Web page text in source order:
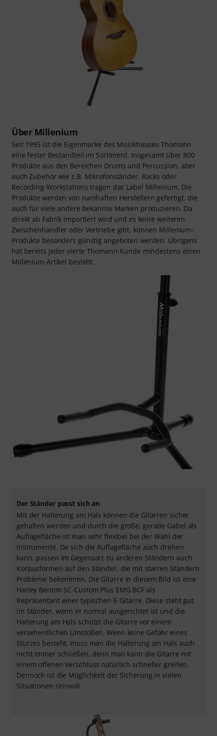
Über Millenium
Seit 1995 ist die Eigenmarke des Musikhauses Thomann
eine fester Bestandteil im Sortiment. Insgesamt über 800
Produkte aus den Bereichen Drums und Percussion, aber
auch Zubehör wie z.B. Mikrofonständer, Racks oder
Recording-Workstations tragen das Label Millenium. Die
Produkte werden von namhaften Herstellern gefertigt, die
auch für viele andere bekannte Marken produzieren. Da
direkt ab Fabrik importiert wird und es keine weiteren
Zwischenhändler oder Vertriebe gibt, können Millenium-
Produkte besonders günstig angeboten werden. Übrigens
hat bereits jeder vierte Thomann-Kunde mindestens einen
Millenium-Artikel bestellt.
Der Ständer passt sich an
Mit der Halterung am Hals können die Gitarren sicher
gehalten werden und durch die große, gerade Gabel als
Auflagefläche ist man sehr flexibel bei der Wahl der
Instrumente. Da sich die Auflagefläche auch drehen
kann, passen im Gegensatz zu anderen Ständern auch
Korpusformen auf den Ständer, die mit starren Ständern
Probleme bekommen. Die Gitarre in diesem Bild ist eine
Harley Benton SC-Custom Plus EMG BCF als
Repräsentant einer typischen E-Gitarre. Diese steht gut
im Ständer, wenn er normal ausgerichtet ist und die
Halterung am Hals schützt die Gitarre vor einem
versehentlichen Umstoßen. Wenn keine Gefahr eines
Sturzes besteht, muss man die Halterung am Hals auch
nicht immer schließen, denn man kann die Gitarre mit
einem offenen Verschluss natürlich schneller greifen.
Dennoch ist die Möglichkeit der Sicherung in vielen
Situationen sinnvoll.